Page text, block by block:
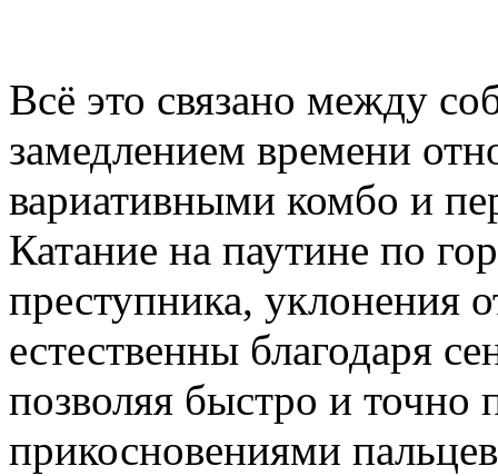
Всё это связано между
замедлением времени
вариативными комбо и
Катание на паутине по
преступника, уклонения
естественны благодаря
позволяя быстро и
прикосновениями